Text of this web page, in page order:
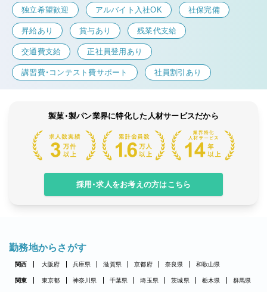
独立希望歓迎 アルバイト入社OK 社保完備
昇給あり 賞与あり 残業代支給
交通費支給 正社員登用あり
講習費・コンテスト費サポート 社員割引あり
製菓・製パン業界に特化した人材サービスだから
採用・求人をお考えの方はこちら
勤務地からさがす
関西 大阪府 兵庫県 滋賀県 京都府 奈良県 和歌山県
関東 東京都 神奈川県 千葉県 埼玉県 茨城県 栃木県 群馬県